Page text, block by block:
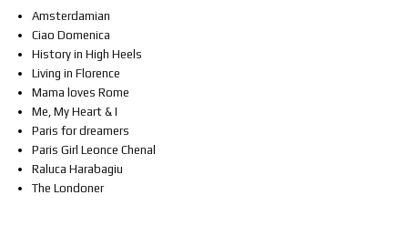
Amsterdamian
Ciao Domenica
History in High Heels
Living in Florence
Mama loves Rome
Me, My Heart & I
Paris for dreamers
Paris Girl Leonce Chenal
Raluca Harabagiu
The Londoner